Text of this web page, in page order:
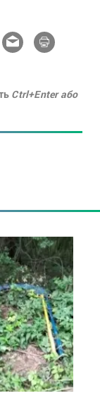
Ctrl+Enter або